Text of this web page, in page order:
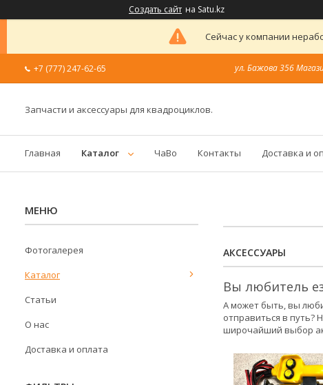
Создать сайт на Satu.kz
Сейчас у компании
+7 (777) 247-62-65 ул. Бажова 356
Запчасти и аксессуары для квадроциклов.
Главная Каталог ЧаВо Контакты Доставка и
АКСЕССУАРЫ
Вы любитель
А может быть, вы
отправиться в путь?
широчайший выбор
Фотогалерея
Каталог
Статьи
О нас
Доставка и оплата